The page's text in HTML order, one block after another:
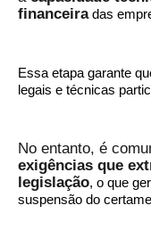
financeiradas
Essa etapa garante
legais e técnicas
No entanto, é
exigências que
legislação, o que
suspensão do